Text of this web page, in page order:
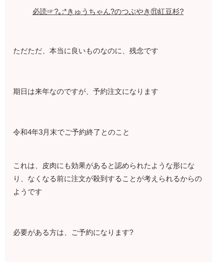
必読☞?｡:*きゅうちゃん?のつぶやき⑪紅豆杉?
ただただ、本当に良いものなのに、残念です
期日は来年なのですが、予約注文になります
令和4年3月末でご予約終了とのこと
これは、皮肉にも効果があると認められたような形にな
り、なくなる前に注文が殺到することが考えられるからの
ようです
必要がある方は、ご予約になります?